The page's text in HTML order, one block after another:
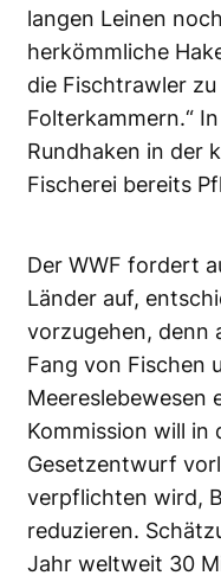
langen Leinen
herkömmliche
die Fischtrawler
Folterkammern.“
Rundhaken in der
Fischerei bereits
Der WWF fordert
Länder auf,
vorzugehen, denn
Fang von Fischen
Meereslebewesen
Kommission will in
Gesetzentwurf
verpflichten wird,
reduzieren.
Jahr weltweit 30